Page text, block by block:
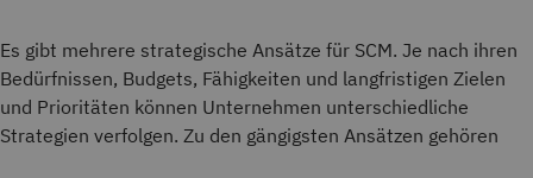
Es gibt mehrere strategische Ansätze für SCM. Je nach ihren
Bedürfnissen, Budgets, Fähigkeiten und langfristigen Zielen
und Prioritäten können Unternehmen unterschiedliche
Strategien verfolgen. Zu den gängigsten Ansätzen gehören